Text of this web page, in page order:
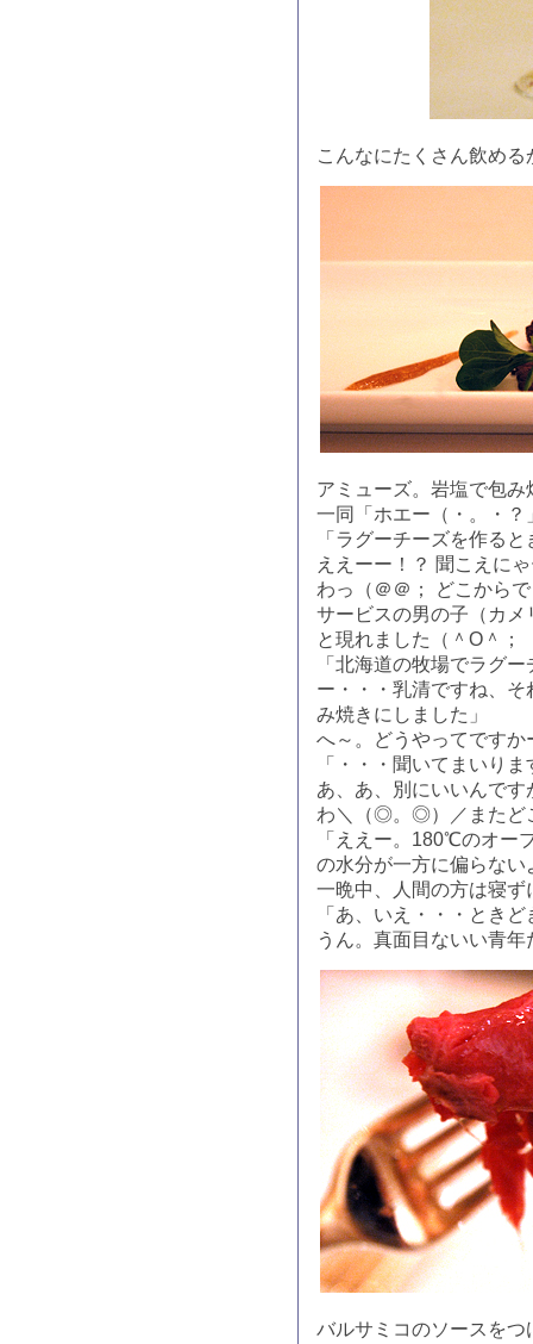
こんなにたくさん飲め
アミューズ。岩塩で包
一同「ホエー（・。・？
「ラグーチーズを作る
ええーー！？ 聞こえに
わっ（＠＠； どこから
サービスの男の子（カ
と現れました（＾O＾
「北海道の牧場でラグ
ー・・・乳清ですね、
み焼きにしました」
へ～。どうやってですか
「・・・聞いてまいりま
あ、あ、別にいいんです
わ＼（◎。◎）／またど
「ええー。180℃のオー
の水分が一方に偏らな
一晩中、人間の方は寝
「あ、いえ・・・とき
うん。真面目ないい青
バルサミコのソースを